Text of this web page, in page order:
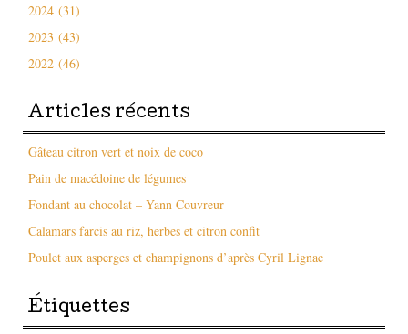
2024 (31)
2023 (43)
2022 (46)
Articles récents
Gâteau citron vert et noix de coco
Pain de macédoine de légumes
Fondant au chocolat – Yann Couvreur
Calamars farcis au riz, herbes et citron confit
Poulet aux asperges et champignons d’après Cyril Lignac
Étiquettes